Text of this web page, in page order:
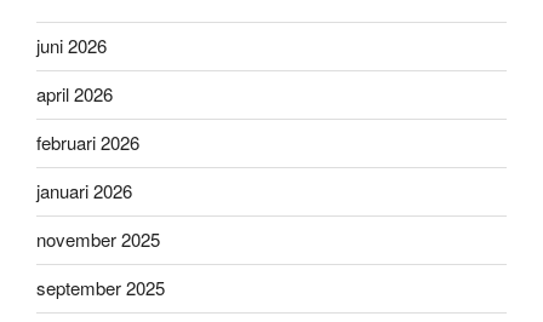
juni 2026
april 2026
februari 2026
januari 2026
november 2025
september 2025